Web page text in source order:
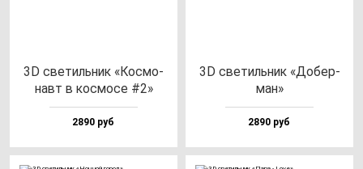
3D све­тиль­ник «Кос­мо­
навт в кос­мо­се #2»
2890 руб
3D све­тиль­ник «Добер­
ман»
2890 руб